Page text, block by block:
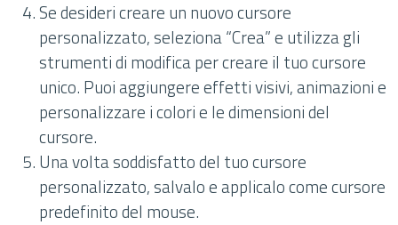
Se desideri creare un nuovo cursore
personalizzato, seleziona “Crea” e utilizza gli
strumenti di modifica per creare il tuo cursore
unico. Puoi aggiungere effetti visivi, animazioni e
personalizzare i colori e le dimensioni del
cursore.
Una volta soddisfatto del tuo cursore
personalizzato, salvalo e applicalo come cursore
predefinito del mouse.